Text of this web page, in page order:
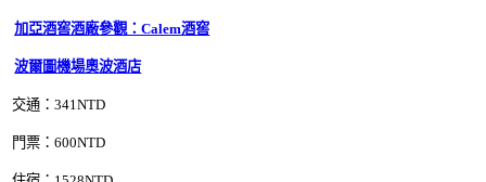
加亞酒窖酒廠參觀：Calem酒窖
波爾圖機場奧波酒店
交通：341 NTD
門票：600NTD